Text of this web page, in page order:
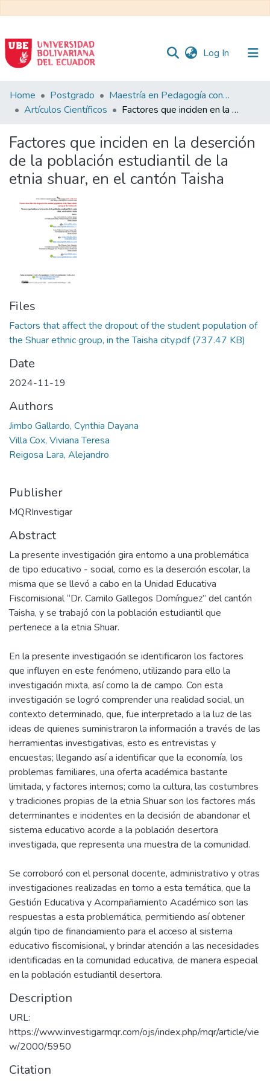
Log In (current)
Communities
&
All of DSpace
Statistics
Home Postgrado
Maestría en Pedagogía con Mención en Formación Técnica y Profesional
Artículos Científicos
Factores que inciden en la deserción de la población estudiantil de la etnia shuar, en el cantón Taisha
Factores que inciden en la deserción
de la población estudiantil de la
etnia shuar, en el cantón Taisha
Files
Factors that affect the dropout of the student population of
the Shuar ethnic group, in the Taisha city.pdf(737.47 KB)
Date
2024-11-19
Authors
Jimbo Gallardo, Cynthia Dayana
Villa Cox, Viviana Teresa
Reigosa Lara, Alejandro
Publisher
MQRInvestigar
Abstract
La presente investigación gira entorno a una problemática
de tipo educativo - social, como es la deserción escolar, la
misma que se llevó a cabo en la Unidad Educativa
Fiscomisional “Dr. Camilo Gallegos Domínguez” del cantón
Taisha, y se trabajó con la población estudiantil que
pertenece a la etnia Shuar.
En la presente investigación se identificaron los factores
que influyen en este fenómeno, utilizando para ello la
investigación mixta, así como la de campo. Con esta
investigación se logró comprender una realidad social, un
contexto determinado, que, fue interpretado a la luz de las
ideas de quienes suministraron la información a través de las
herramientas investigativas, esto es entrevistas y
encuestas; llegando así a identificar que la economía, los
problemas familiares, una oferta académica bastante
limitada, y factores internos; como la cultura, las costumbres
y tradiciones propias de la etnia Shuar son los factores más
determinantes e incidentes en la decisión de abandonar el
sistema educativo acorde a la población desertora
investigada, que representa una muestra de la comunidad.
Se corroboró con el personal docente, administrativo y otras
investigaciones realizadas en torno a esta temática, que la
Gestión Educativa y Acompañamiento Académico son las
respuestas a esta problemática, permitiendo así obtener
algún tipo de financiamiento para el acceso al sistema
educativo fiscomisional, y brindar atención a las necesidades
identificadas en la comunidad educativa, de manera especial
en la población estudiantil desertora.
Description
URL:
https://www.investigarmqr.com/ojs/index.php/mqr/article/vie
w/2000/5950
Citation